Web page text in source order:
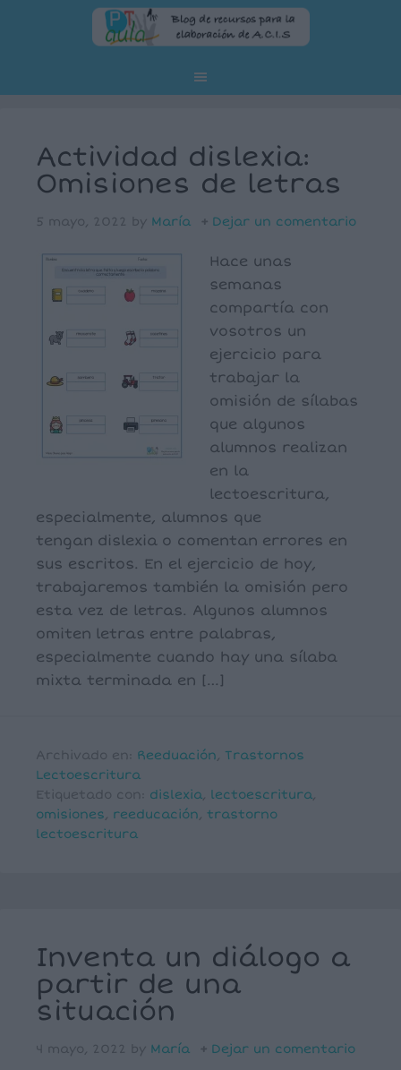
Actividad dislexia:
Omisiones de letras
5 mayo, 2022 by María Dejar un comentario
Hace unas
semanas
compartía con
vosotros un
ejercicio para
trabajar la
omisión de sílabas
que algunos
alumnos realizan
en la
lectoescritura,
especialmente, alumnos que
tengan dislexia o comentan errores en
sus escritos. En el ejercicio de hoy,
trabajaremos también la omisión pero
esta vez de letras. Algunos alumnos
omiten letras entre palabras,
especialmente cuando hay una sílaba
mixta terminada en […]
Archivado en: Reeduación, Trastornos
Lectoescritura
Etiquetado con: dislexia, lectoescritura,
omisiones, reeducación, trastorno
lectoescritura
Inventa un diálogo a
partir de una
situación
4 mayo, 2022 by María Dejar un comentario